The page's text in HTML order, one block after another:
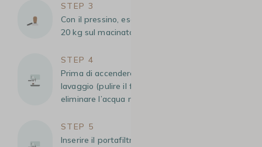
STEP 3
Con il pressino, esercitare una pressione di 15-
20 kg sul macinato per compattarlo.
STEP 4
Prima di accendere il percolatore, eseguire un
lavaggio (pulire il filtro dai fondi rimasti e
eliminare l’acqua residua).
STEP 5
Inserire il portafiltro e avviare l’estrazione.